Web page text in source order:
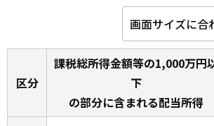
画面サイズに合
区分
課税総所得金額等の1,000万円
下
の部分に含まれる配当所得